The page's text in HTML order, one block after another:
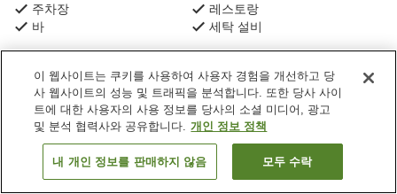
주차장
레스토랑
바
세탁 설비
미국 펜실베이니아
요크 카운티
포 포인츠 바이 쉐라톤 요크
객실 보기
이 웹사이트는 쿠키를 사용하여 사용자 경험을 개선하고 당
사 웹사이트의 성능 및 트래픽을 분석합니다. 또한 당사 사이
트에 대한 사용자의 사용 정보를 당사의 소셜 미디어, 광고
및 분석 협력사와 공유합니다. 개인 정보 정책
내 개인 정보를 판매하지 않음 모두 수락